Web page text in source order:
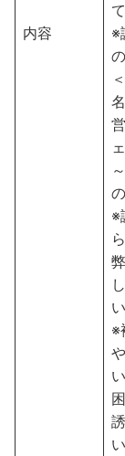
内容
て
※
※
い
※
い